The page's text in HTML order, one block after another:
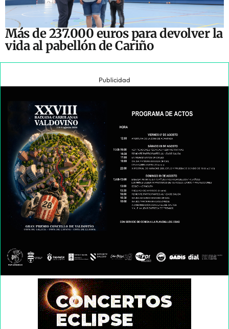
Más de 237.000 euros para devolver la
vida al pabellón de Cariño
Publicidad